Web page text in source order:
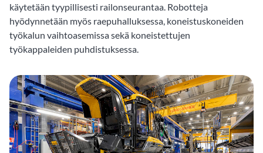
käytetään tyypillisesti railonseurantaa. Robotteja
hyödynnetään myös raepuhalluksessa, koneistuskoneiden
työkalun vaihtoasemissa sekä koneistettujen
työkappaleiden puhdistuksessa.